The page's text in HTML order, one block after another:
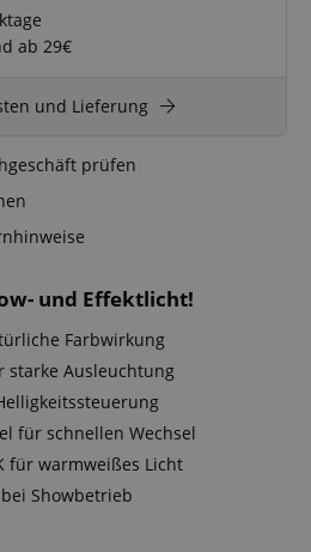
und Effektlicht!
Farbwirkung
starke Ausleuchtung
für schnellen Wechsel
für warmweißes Licht
Showbetrieb
ab 29€
und Lieferung
prüfen